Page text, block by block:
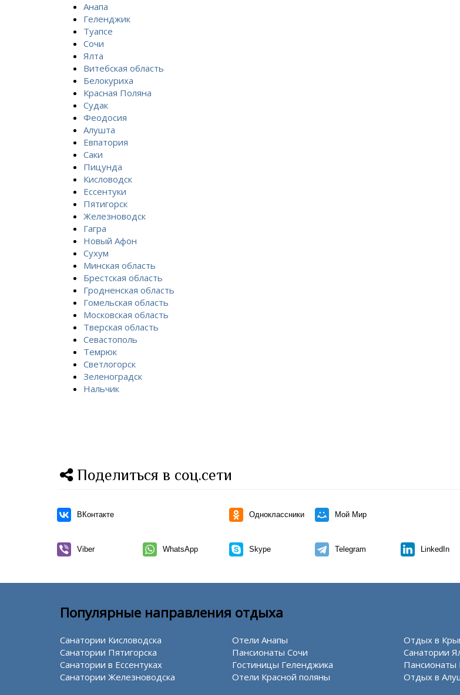
Анапа
Геленджик
Туапсе
Сочи
Ялта
Витебская область
Белокуриха
Красная Поляна
Судак
Феодосия
Алушта
Евпатория
Саки
Пицунда
Кисловодск
Ессентуки
Пятигорск
Железноводск
Гагра
Новый Афон
Сухум
Минская область
Брестская область
Гродненская область
Гомельская область
Московская область
Тверская область
Севастополь
Темрюк
Светлогорск
Зеленоградск
Нальчик
Поделиться в соц.сети
ВКонтакте Одноклассники Мой Мир
Viber WhatsApp Skype Telegram LinkedIn
Популярные направления отдыха
Санатории Кисловодска
Санатории Пятигорска
Санатории в Ессентуках
Санатории Железноводска
Отели Анапы
Пансионаты Сочи
Гостиницы Геленджика
Отели Красной поляны
Отдых в
Санатории
Пансионаты
Отдых в